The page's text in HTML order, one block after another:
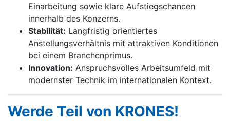
Einarbeitung sowie klare Aufstiegschancen
innerhalb des Konzerns.
Stabilität: Langfristig orientiertes
Anstellungsverhältnis mit attraktiven Konditionen
bei einem Branchenprimus.
Innovation: Anspruchsvolles Arbeitsumfeld mit
modernster Technik im internationalen Kontext.
Werde Teil von KRONES!